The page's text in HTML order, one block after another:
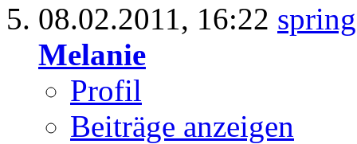
08.02.2011, 16:22
Melanie
Profil
Beiträge anzeigen